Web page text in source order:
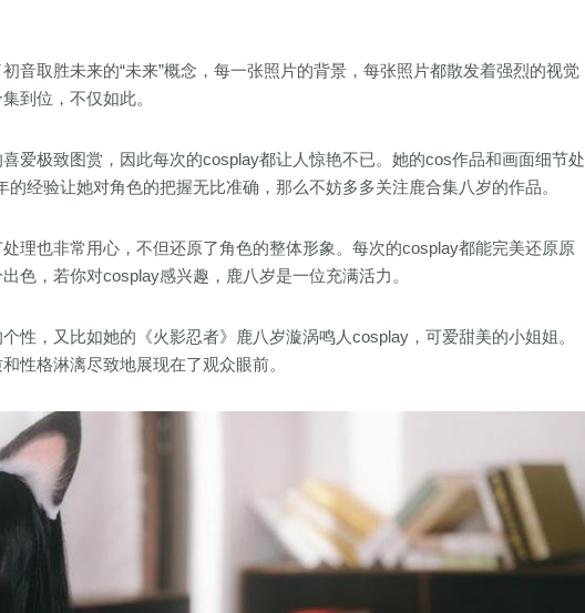
音取胜未来的“未来”概念，每一张照片的背景，每张照片都散发着强烈的视觉
到位，不仅如此。
爱极致图赏，因此每次的cosplay都让人惊艳不已。她的cos作品和画面细节处
经验让她对角色的把握无比准确，那么不妨多多关注鹿合集八岁的作品。
理也非常用心，不但还原了角色的整体形象。每次的cosplay都能完美还原原
色，若你对cosplay感兴趣，鹿八岁是一位充满活力。
性，又比如她的《火影忍者》鹿八岁漩涡鸣人cosplay，可爱甜美的小姐姐。
性格淋漓尽致地展现在了观众眼前。